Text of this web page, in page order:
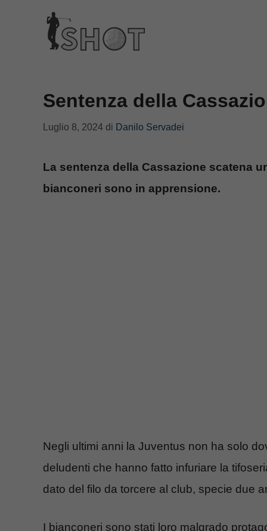
contenuto
Sentenza della
Luglio 8, 2024 di Danilo Servadei
La sentenza della Cassazione scatena
bianconeri sono in apprensione.
Negli ultimi anni la Juventus non ha solo
deludenti che hanno fatto infuriare la
dato del filo da torcere al club, specie due
I bianconeri sono stati loro malgrado